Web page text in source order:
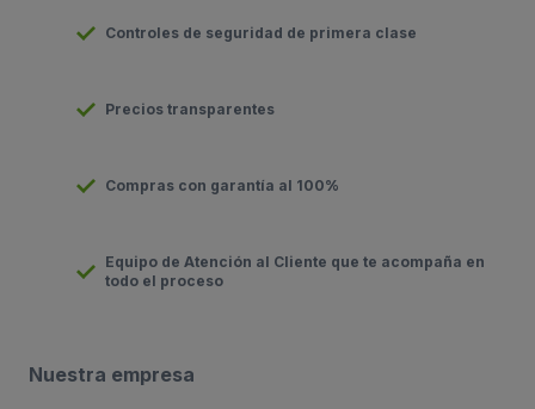
Controles de seguridad de primera clase
Precios transparentes
Compras con garantía al 100%
Equipo de Atención al Cliente que te acompaña en
todo el proceso
Nuestra empresa